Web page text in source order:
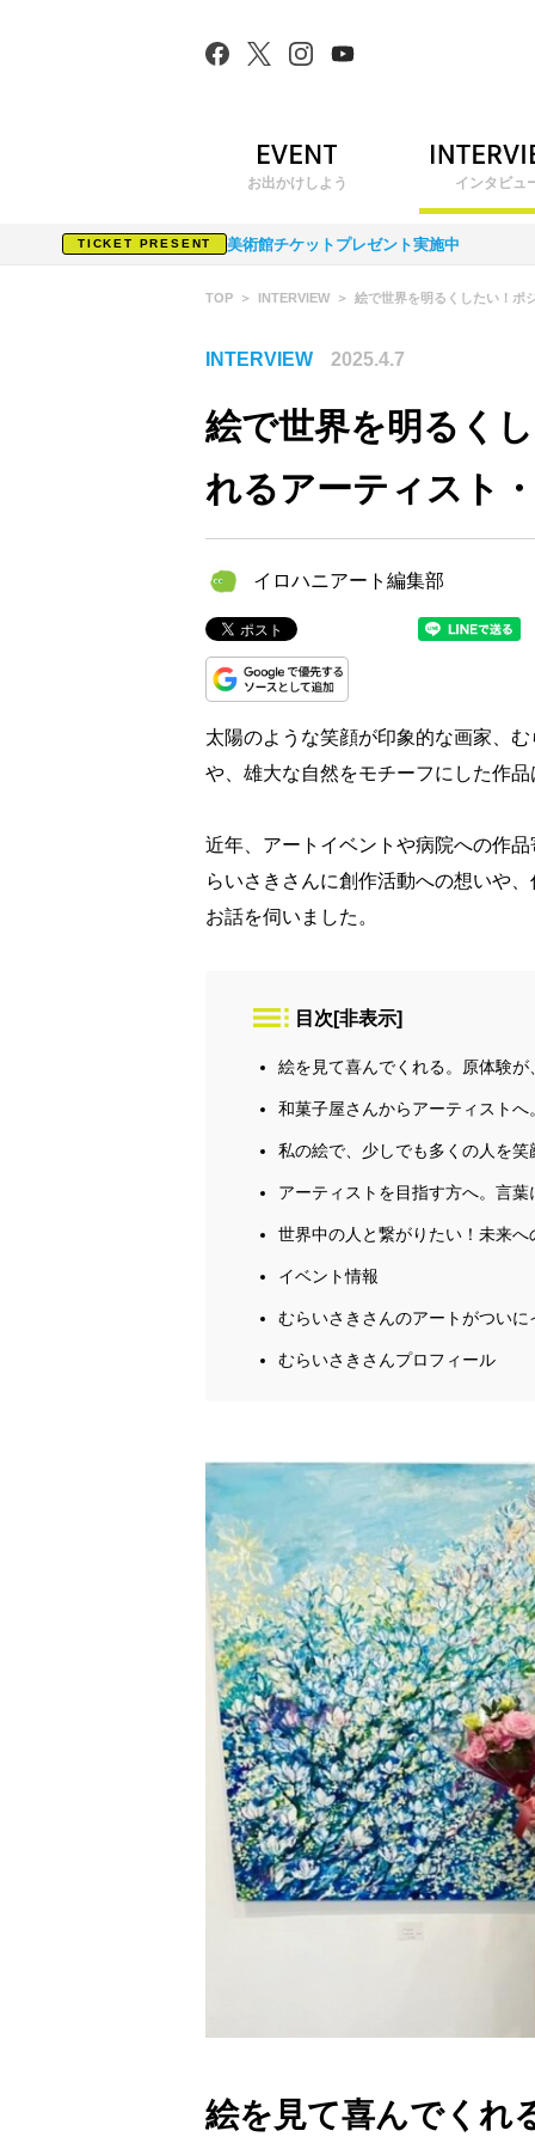
お出かけしよう インタビュ
TICKET PRESENT 美術館チケットプレゼント実施中
TOP INTERVIEW 絵で世界を明るくしたい！ポ
INTERVIEW 2025.4.7
絵で世界を明るく
れるアーティスト
イロハニアート編集部
太陽のような笑顔が印象的な画家、
や、雄大な自然をモチーフにした作
近年、アートイベントや病院への作
らいさきさんに創作活動への想いや
お話を伺いました。
目次 [非表示]
絵を見て喜んでくれる。原体験
和菓子屋さんからアーティスト
私の絵で、少しでも多くの人を笑
アーティストを目指す方へ。言
世界中の人と繋がりたい！未来へ
イベント情報
むらいさきさんのアートがつい
むらいさきさんプロフィール
絵を見て喜んでくれ